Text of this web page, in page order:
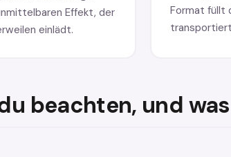
Effekt, der
einlädt.
Format füllt
beachten, und